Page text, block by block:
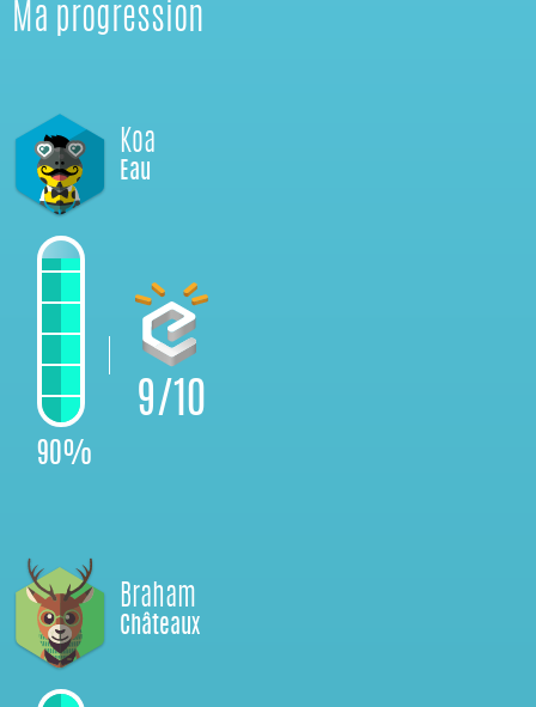
Ma progression
Koa
Eau
90%
9/10
Braham
Châteaux